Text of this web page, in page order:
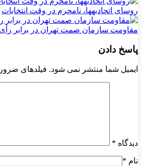
روسای اتحادیه‎ها، نامحرم در وقت انتخابات
مقاومت سازمان صمت تهران در برابر رأی
پاسخ دادن
ایمیل شما منتشر نمی شود. فیلدهای
دیدگاه *
نام *